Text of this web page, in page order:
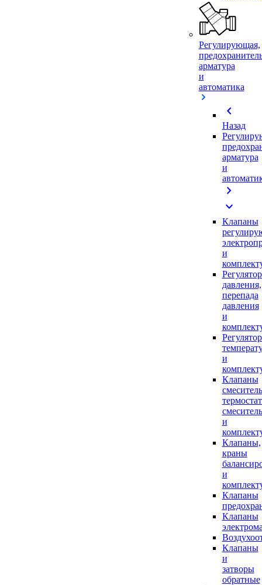
Регулирующая,
арматура
и
автоматика
chevron_left
Назад
арматура
и
chevron_right
expand_more
Клапаны
и
давления,
перепада
давления
и
и
Клапаны
и
Клапаны,
краны
и
Клапаны
Клапаны
Клапаны
и
затворы
обратные